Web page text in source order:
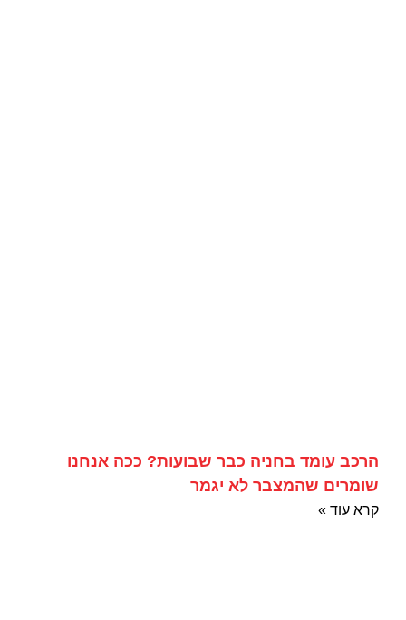
הרכב עומד בחניה כבר שבועות? ככה אנחנו
שומרים שהמצבר לא יגמר
קרא עוד »